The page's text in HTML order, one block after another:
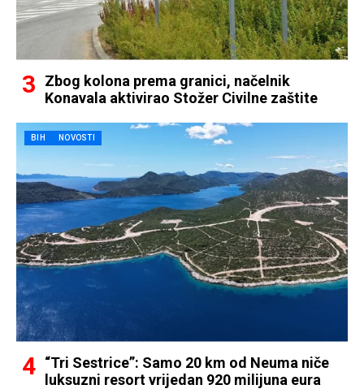
Zbog kolona prema granici, načelnik
Konavala aktivirao Stožer Civilne zaštite
BIH NOVOSTI
“Tri Sestrice”: Samo 20 km od Neuma niče
luksuzni resort vrijedan 920 milijuna eura